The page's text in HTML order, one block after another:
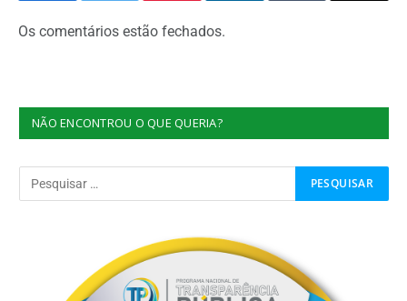
Os comentários estão fechados.
NÃO ENCONTROU O QUE QUERIA?